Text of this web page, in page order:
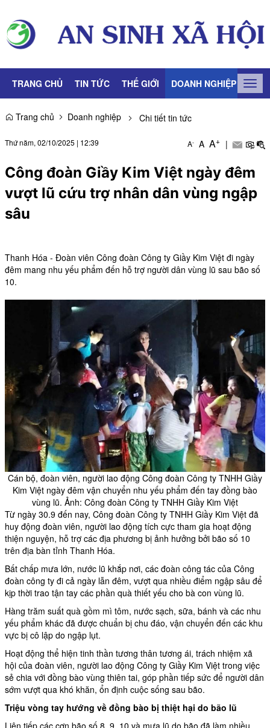
TRANG CHỦ TIN TỨC THẾ GIỚI DOANH NGHIỆP LAO
Trang chủ
Doanh nghiệp Chi tiết tin tức
Thứ năm, 02/10/2025 | 12:39 A- A A+ |
Công đoàn Giầy Kim Việt ngày đêm
vượt lũ cứu trợ nhân dân vùng ngập
sâu
Thanh Hóa - Đoàn viên Công đoàn Công ty Giầy Kim Việt đi ngày
đêm mang nhu yếu phẩm đến hỗ trợ người dân vùng lũ sau bão số
10.
Cán bộ, đoàn viên, người lao động Công đoàn Công ty TNHH Giầy
Kim Việt ngày đêm vận chuyển nhu yếu phẩm đến tay đồng bào
vùng lũ. Ảnh: Công đoàn Công ty TNHH Giầy Kim Việt
Từ ngày 30.9 đến nay, Công đoàn Công ty TNHH Giầy Kim Việt đã
huy động đoàn viên, người lao động tích cực tham gia hoạt động
thiện nguyện, hỗ trợ các địa phương bị ảnh hưởng bởi bão số 10
trên địa bàn tỉnh Thanh Hóa.
Bất chấp mưa lớn, nước lũ khắp nơi, các đoàn công tác của Công
đoàn công ty đi cả ngày lẫn đêm, vượt qua nhiều điểm ngập sâu để
kịp thời trao tận tay các phần quà thiết yếu cho bà con vùng lũ.
Hàng trăm suất quà gồm mì tôm, nước sạch, sữa, bánh và các nhu
yếu phẩm khác đã được chuẩn bị chu đáo, vận chuyển đến các khu
vực bị cô lập do ngập lụt.
Hoạt động thể hiện tinh thần tương thân tương ái, trách nhiệm xã
hội của đoàn viên, người lao động Công ty Giầy Kim Việt trong việc
sẻ chia với đồng bào vùng thiên tai, góp phần tiếp sức để người dân
sớm vượt qua khó khăn, ổn định cuộc sống sau bão.
Triệu vòng tay hướng về đồng bào bị thiệt hại do bão lũ